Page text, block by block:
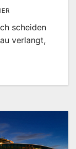
scheiden
verlangt,